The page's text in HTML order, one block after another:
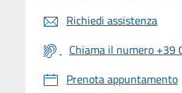
Richiedi assistenza
Chiama il numero +39
Prenota appuntamento